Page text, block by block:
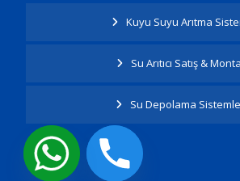
Kuyu Suyu Arıtma
Su Arıtıcı Satış &
Su Depolama